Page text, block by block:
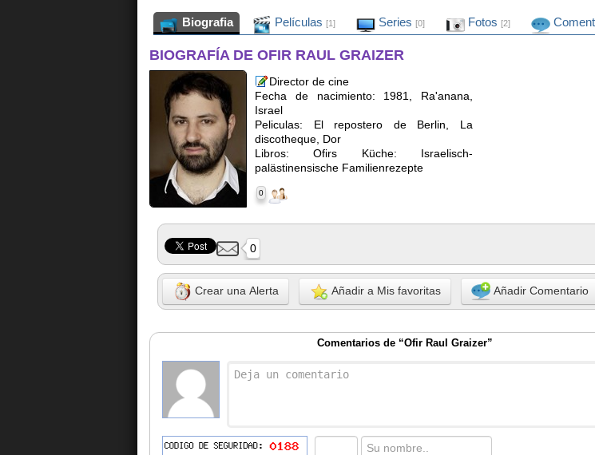
Biografia Películas [1] Series [0] Fotos [2]
BIOGRAFÍA DE OFIR RAUL GRAIZER
Director de cine
Fecha de nacimiento: 1981, Ra'anana,
Israel
Peliculas: El repostero de Berlin, La
discotheque, Dor
Libros: Ofirs Küche: Israelisch-
palästinensische Familienrezepte
0
0
Crear una Alerta Añadir a Mis favoritas Añadir Comentario
Comentarios de “Ofir Raul Graizer”